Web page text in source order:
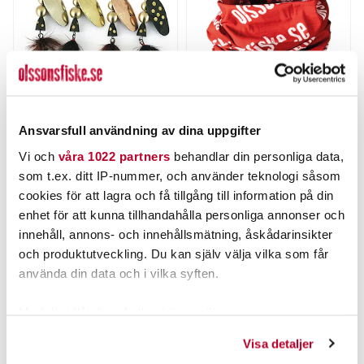
Ansvarsfull användning av dina uppgifter
Vi och våra 1022 partners behandlar din personliga data,
som t.ex. ditt IP-nummer, och använder teknologi såsom
cookies för att lagra och få tillgång till information på din
enhet för att kunna tillhandahålla personliga annonser och
innehåll, annons- och innehållsmätning, åskådarinsikter
och produktutveckling. Du kan själv välja vilka som får
använda din data och i vilka syften.
Visa detaljer
MIRA 15g
Nuvarande pris:
67,00 krTidigare pris:
89,00 kr
67,00 kr
FINNS I LAGER.
LÄS MER
Olssons Fiske Buff
Pris:49,00 kr49,00 kr
FLER ÄN 6 ST KVAR
LÄGG I VARUKORGEN